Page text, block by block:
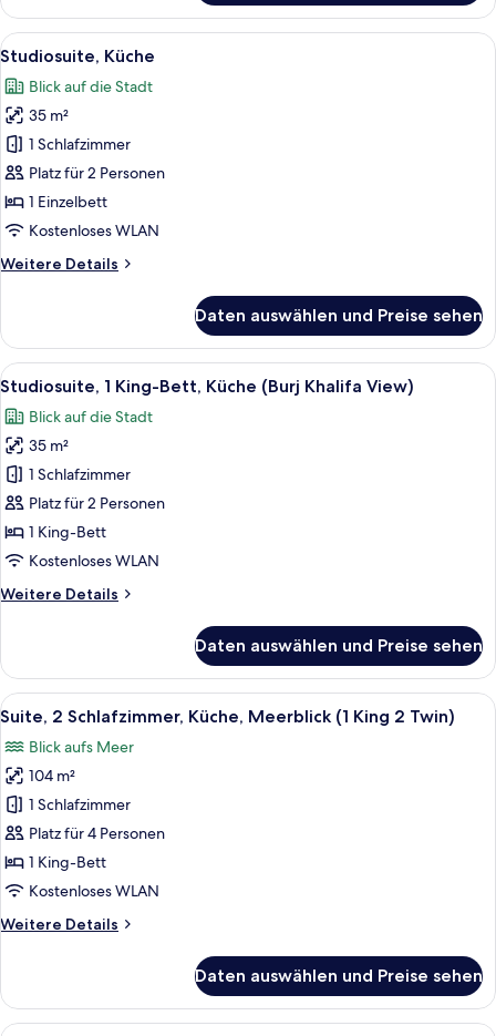
2 Schlafzimmer,
Küche
(2
Beds,
Burj
Khalifa
View)
Alle
Fotos
für
Studiosuite,
Küche
anzeigen
Ein modernes Hotelzimmer mit
7
Studiosuite, Küche
Blick auf die Stadt
35 m²
1 Schlafzimmer
Platz für 2 Personen
1 Einzelbett
Kostenloses WLAN
Weitere Details
Weitere
Küche
Daten auswählen und Preise sehen
Alle
Fotos
für
Studiosuite,
1 King-
Bett,
Küche
(Burj
View)
Ein modernes Hotelzimmer mit
6
Studiosuite, 1 King-Bett, Küche (Burj Khalifa View)
Blick auf die Stadt
35 m²
1 Schlafzimmer
Platz für 2 Personen
1 King-Bett
Kostenloses WLAN
Weitere Details
Weitere
1 King-
Bett,
Küche
Khalifa
View)
Daten auswählen und Preise sehen
Alle
Fotos
für
Suite,
2 Schlafzimmer,
Küche,
Meerblick
(1
2
Ein Hotelzimmer mit zwei Betten,
17
Suite, 2 Schlafzimmer, Küche, Meerblick (1 King 2 Twin)
Blick aufs Meer
104 m²
1 Schlafzimmer
Platz für 4 Personen
1 King-Bett
Kostenloses WLAN
Weitere Details
Weitere
2 Schlafzimmer,
Küche,
Daten auswählen und Preise sehen
Eine moderne Küche mit